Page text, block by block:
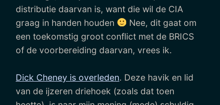
distributie daarvan is, want die wil de CIA
graag in handen houden
Nee, dit gaat om
een toekomstig groot conflict met de BRICS
of de voorbereiding daarvan, vrees ik.
Dick Cheney is overleden. Deze havik en lid
van de ijzeren driehoek (zoals dat toen